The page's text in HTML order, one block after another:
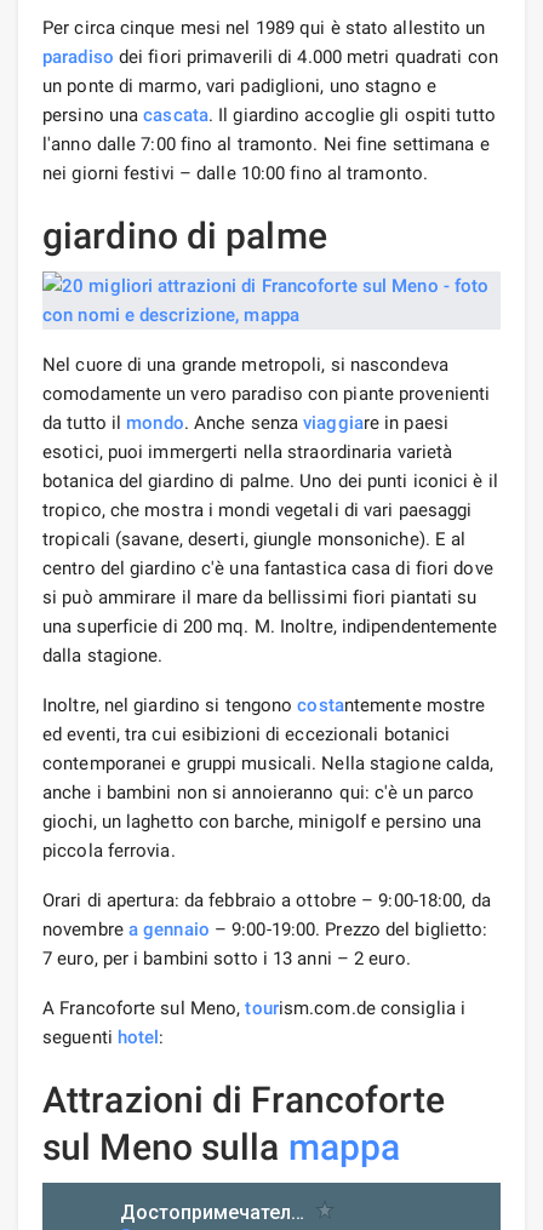
Per circa cinque mesi nel 1989 qui è stato allestito un
paradiso dei fiori primaverili di 4.000 metri quadrati con
un ponte di marmo, vari padiglioni, uno stagno e
persino unacascata. Il giardino accoglie gli ospiti tutto
l'anno dalle 7:00 fino al tramonto. Nei fine settimana e
nei giorni festivi – dalle 10:00 fino al tramonto.
giardino di palme
Nel cuore di una grande metropoli, si nascondeva
comodamente un vero paradiso con piante provenienti
da tutto il mondo. Anche senzaviaggiare in paesi
esotici, puoi immergerti nella straordinaria varietà
botanica del giardino di palme. Uno dei punti iconici è il
tropico, che mostra i mondi vegetali di vari paesaggi
tropicali (savane, deserti, giungle monsoniche). E al
centro del giardino c'è una fantastica casa di fiori dove
si può ammirare il mare da bellissimi fiori piantati su
una superficie di 200 mq. M. Inoltre, indipendentemente
dalla stagione.
Inoltre, nel giardino si tengonocostantemente mostre
ed eventi, tra cui esibizioni di eccezionali botanici
contemporanei e gruppi musicali. Nella stagione calda,
anche i bambini non si annoieranno qui: c'è un parco
giochi, un laghetto con barche, minigolf e persino una
piccola ferrovia.
Orari di apertura: da febbraio a ottobre – 9:00-18:00, da
novembre a gennaio – 9:00-19:00. Prezzo del biglietto:
7 euro, per i bambini sotto i 13 anni – 2 euro.
A Francoforte sul Meno,tourism.com.de consiglia i
seguenti hotel:
Attrazioni di Francoforte
sul Meno sulla mappa